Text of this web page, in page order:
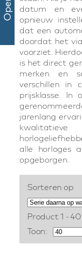
datum en
opnieuw
dat een
doordat het
voorziet.
is het direct
merken en
verschillen in
prijsklasse. In
jarenlang
alle horloges
opgeborgen.
Sorteren op
Product 1 -
Toon: